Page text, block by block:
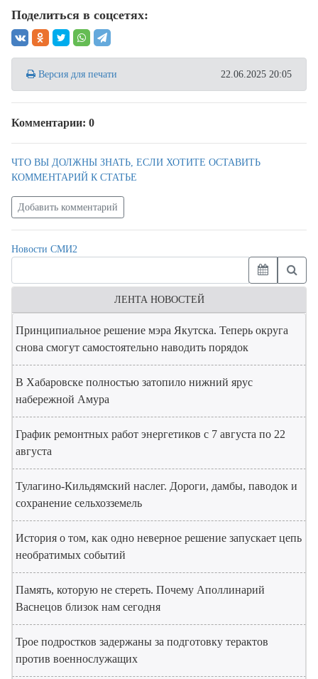
Поделиться в соцсетях:
Версия для печати 22.06.2025 20:05
Комментарии: 0
ЧТО ВЫ ДОЛЖНЫ ЗНАТЬ, ЕСЛИ ХОТИТЕ ОСТАВИТЬ
КОММЕНТАРИЙ К СТАТЬЕ
Добавить комментарий
Новости СМИ2
ЛЕНТА НОВОСТЕЙ
Принципиальное решение мэра Якутска. Теперь округа
снова смогут самостоятельно наводить порядок
В Хабаровске полностью затопило нижний ярус
набережной Амура
График ремонтных работ энергетиков с 7 августа по 22
августа
Тулагино-Кильдямский наслег. Дороги, дамбы, паводок и
сохранение сельхозземель
История о том, как одно неверное решение запускает цепь
необратимых событий
Память, которую не стереть. Почему Аполлинарий
Васнецов близок нам сегодня
Трое подростков задержаны за подготовку терактов
против военнослужащих